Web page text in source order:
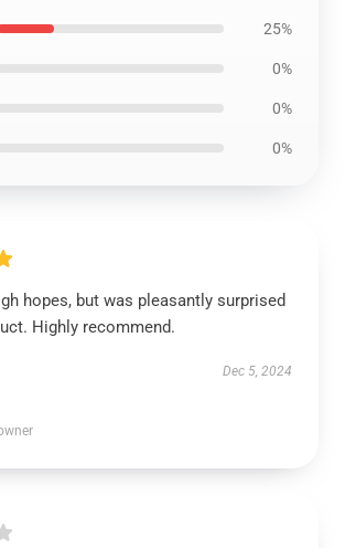
25%
0%
0%
0%
hopes, but was pleasantly surprised
Highly recommend.
Dec 5, 2024